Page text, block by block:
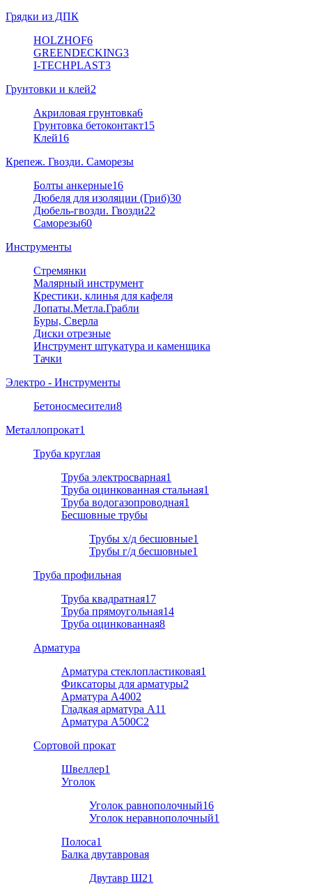
Грядки из ДПК
HOLZHOF6
GREENDECKING3
I-TECHPLAST3
Грунтовки и клей2
Акриловая грунтовка6
Грунтовка бетоконтакт15
Клей16
Крепеж. Гвозди. Саморезы
Болты анкерные16
Дюбеля для изоляции (Гриб)30
Дюбель-гвозди. Гвозди22
Саморезы60
Инструменты
Стремянки
Малярный инструмент
Крестики, клинья для кафеля
Лопаты.Метла.Грабли
Буры, Сверла
Диски отрезные
Инструмент штукатура и каменщика
Тачки
Электро - Инструменты
Бетоносмесители8
Металлопрокат1
Труба круглая
Труба электросварная1
Труба оцинкованная стальная1
Труба водогазопроводная1
Бесшовные трубы
Трубы х/д бесшовные1
Трубы г/д бесшовные1
Труба профильная
Труба квадратная17
Труба прямоугольная14
Труба оцинкованная8
Арматура
Арматура стеклопластиковая1
Фиксаторы для арматуры2
Арматура А4002
Гладкая арматура А11
Арматура A500C2
Cортовой прокат
Швеллер1
Уголок
Уголок равнополочный16
Уголок неравнополочный1
Полоса1
Балка двутавровая
Двутавр Ш21